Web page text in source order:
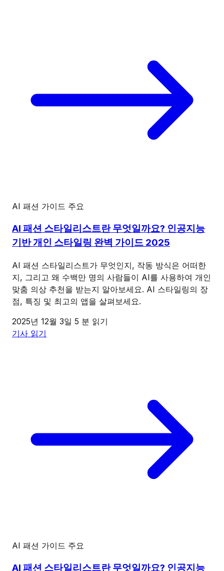
AI 패션 가이드 주요
AI 패션 스타일리스트란 무엇일까요? 인공지능
기반 개인 스타일링 완벽 가이드 2025
AI 패션 스타일리스트가 무엇인지, 작동 방식은 어떠한
지, 그리고 왜 수백만 명의 사람들이 AI를 사용하여 개인
맞춤 의상 추천을 받는지 알아보세요. AI 스타일링의 장
점, 특징 및 최고의 앱을 살펴보세요.
2025년 12월 3일 5 분 읽기
기사 읽기
AI 패션 가이드 주요
AI 패션 스타일리스트란 무엇일까요? 인공지능